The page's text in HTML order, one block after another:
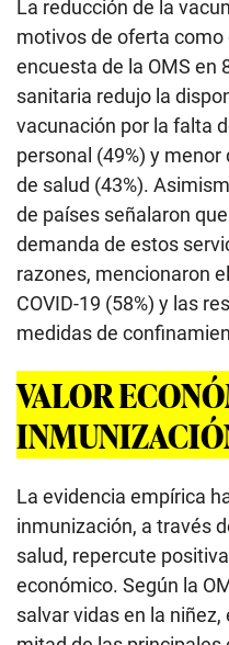
La reducción de la
motivos de oferta como
encuesta de la OMS en
sanitaria redujo la
vacunación por la falta
personal (49%) y
de salud (43%).
de países señalaron
demanda de estos
razones, mencionaron
COVID-19 (58%) y las
medidas de
VALOR
La evidencia empírica
inmunización, a través
salud, repercute
económico. Según la
salvar vidas en la